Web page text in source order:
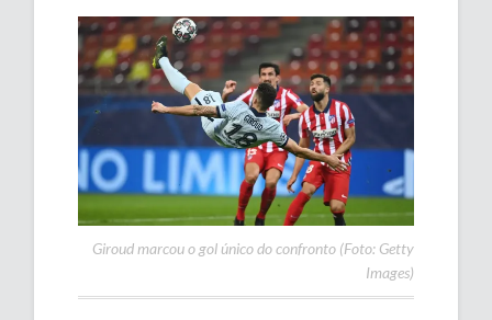
Giroud marcou o gol único do confronto (Foto: Getty
Images)